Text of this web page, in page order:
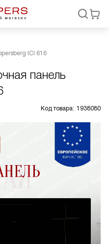
ICI 616
панель
Код товара: 1938080